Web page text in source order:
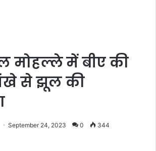
मोहल्ले में बीए की
पंखे से झूल की
September 24, 2023 0 344